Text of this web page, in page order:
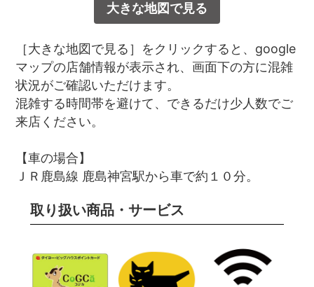
大きな地図で見る
［大きな地図で見る］をクリックすると、google
マップの店舗情報が表示され、画面下の方に混雑
状況がご確認いただけます。
混雑する時間帯を避けて、できるだけ少人数でご
来店ください。
【車の場合】
ＪＲ鹿島線 鹿島神宮駅から車で約１０分。
取り扱い商品・サービス